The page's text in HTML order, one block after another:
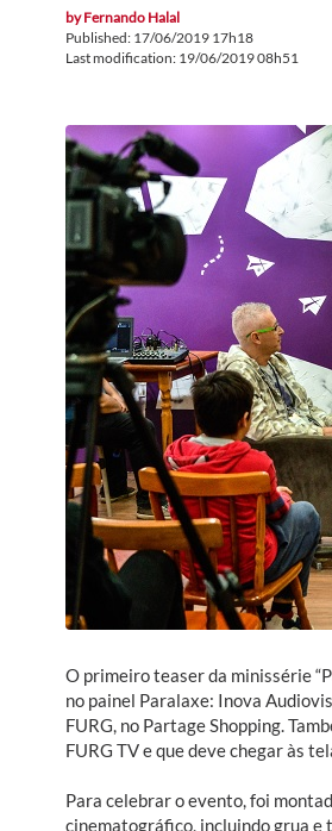
byFernando Halal
Published: 17/06/2019 17h18
Last modification: 19/06/2019 08h51
O primeiro teaser da minissérie
no painel Paralaxe: Inova
FURG, no Partage Shopping.
FURG TV e que deve chegar às
Para celebrar o evento, foi
cinematográfico, incluindo grua e